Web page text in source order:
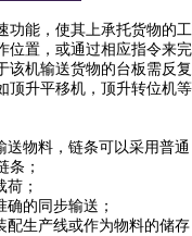
功能，使其上承托货物的工
位置，或通过相应指令来完
该机输送货物的台板需反复
顶升平移机，顶升转位机等
物料，链条可以采用普通
条；
；
的同步输送；
配生产线或作为物料的储存